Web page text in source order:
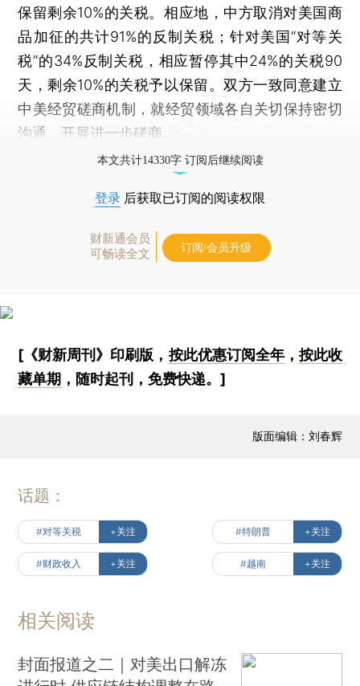
保留剩余10%的关税。相应地，中方取消对美国商
品加征的共计91%的反制关税；针对美国“对等关
税”的34%反制关税，相应暂停其中24%的关税90
天，剩余10%的关税予以保留。双方一致同意建立
中美经贸磋商机制，就经贸领域各自关切保持密切
沟通，开展进一步磋商。
本文共计14330字 订阅后继续阅读
登录 后获取已订阅的阅读权限
财新通会员
可畅读全文
订阅/会员升级
[《财新周刊》印刷版， 按此优惠订阅全年， 按此收
藏单期 ，随时起刊，免费快递。]
版面编辑：刘春辉
话题：
#对等关税 +关注 #特朗普 +关注
#财政收入 +关注 #越南 +关注
相关阅读
封面报道之二｜对美出口解冻